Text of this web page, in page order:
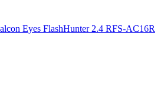
Eyes FlashHunter 2.4 RFS-AC16R